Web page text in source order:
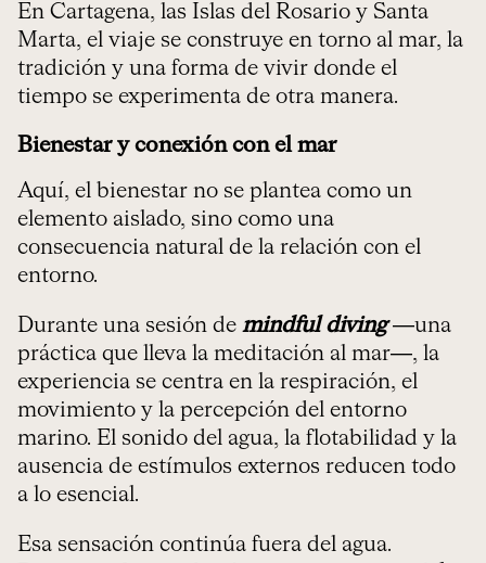
En Cartagena, las Islas del Rosario y Santa
Marta, el viaje se construye en torno al mar, la
tradición y una forma de vivir donde el
tiempo se experimenta de otra manera.
Bienestar y conexión con el mar
Aquí, el bienestar no se plantea como un
elemento aislado, sino como una
consecuencia natural de la relación con el
entorno.
Durante una sesión de mindful diving—una
práctica que lleva la meditación al mar—, la
experiencia se centra en la respiración, el
movimiento y la percepción del entorno
marino. El sonido del agua, la flotabilidad y la
ausencia de estímulos externos reducen todo
a lo esencial.
Esa sensación continúa fuera del agua.